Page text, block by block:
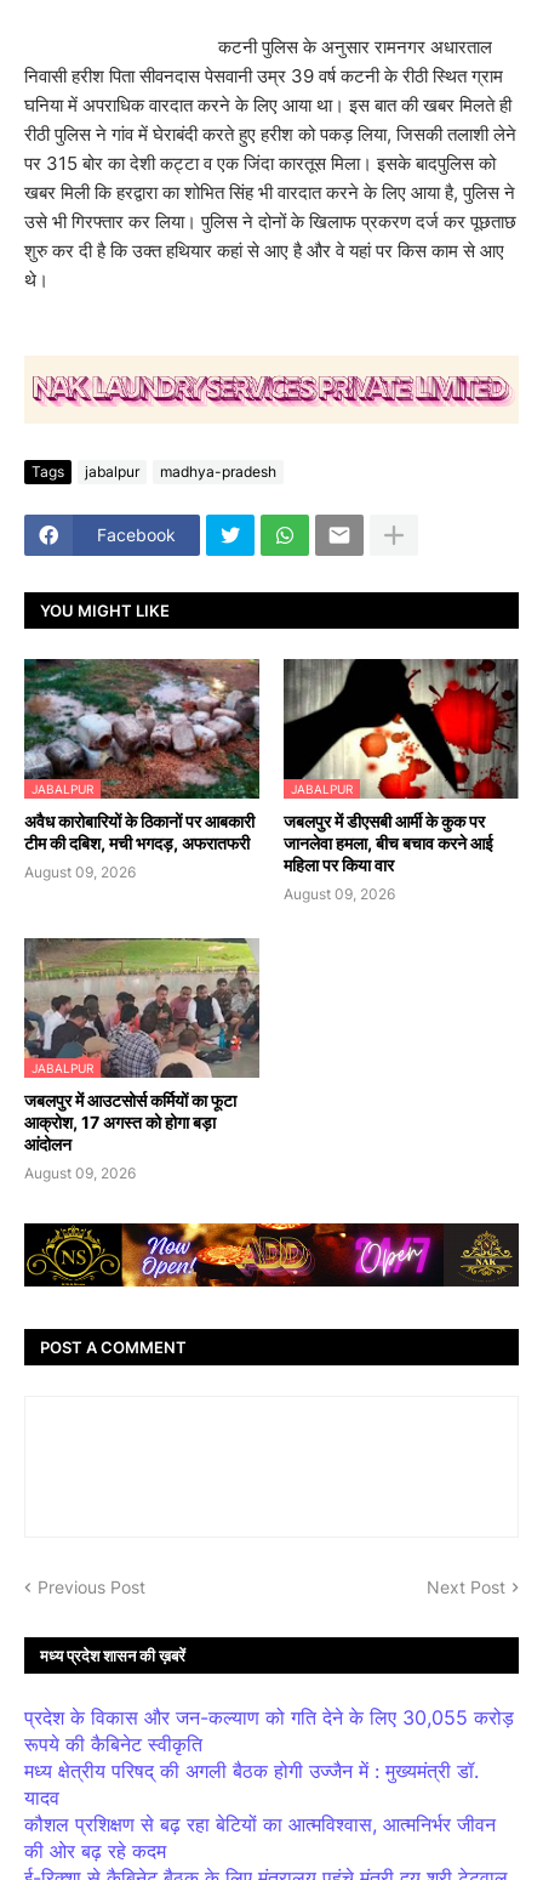
कटनी पुलिस के अनुसार रामनगर अधारताल
निवासी हरीश पिता सीवनदास पेसवानी उम्र 39 वर्ष कटनी के रीठी स्थित ग्राम
घनिया में अपराधिक वारदात करने के लिए आया था। इस बात की खबर मिलते ही
रीठी पुलिस ने गांव में घेराबंदी करते हुए हरीश को पकड़ लिया, जिसकी तलाशी लेने
पर 315 बोर का देशी कट्टा व एक जिंदा कारतूस मिला। इसके बादपुलिस को
खबर मिली कि हरद्वारा का शोभित सिंह भी वारदात करने के लिए आया है, पुलिस ने
उसे भी गिरफ्तार कर लिया। पुलिस ने दोनों के खिलाफ प्रकरण दर्ज कर पूछताछ
शुरु कर दी है कि उक्त हथियार कहां से आए है और वे यहां पर किस काम से आए
थे।
Tags jabalpur madhya-pradesh
Facebook
YOU MIGHT LIKE
JABALPUR
अवैध कारोबारियों के ठिकानों पर आबकारी
टीम की दबिश, मची भगदड़, अफरातफरी
August 09, 2026
JABALPUR
जबलपुर में डीएसबी आर्मी के कुक पर
जानलेवा हमला, बीच बचाव करने आई
महिला पर किया वार
August 09, 2026
JABALPUR
जबलपुर में आउटसोर्स कर्मियों का फूटा
आक्रोश, 17 अगस्त को होगा बड़ा
आंदोलन
August 09, 2026
POST A COMMENT
Previous Post Next Post
मध्य प्रदेश शासन की ख़बरें
प्रदेश के विकास और जन-कल्याण को गति देने के लिए 30,055 करोड़
रूपये की कैबिनेट स्वीकृति
मध्य क्षेत्रीय परिषद् की अगली बैठक होगी उज्जैन में : मुख्यमंत्री डॉ.
यादव
कौशल प्रशिक्षण से बढ़ रहा बेटियों का आत्मविश्वास, आत्मनिर्भर जीवन
की ओर बढ़ रहे कदम